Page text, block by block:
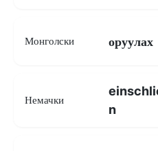
Монголски оруулах
Немачки
n